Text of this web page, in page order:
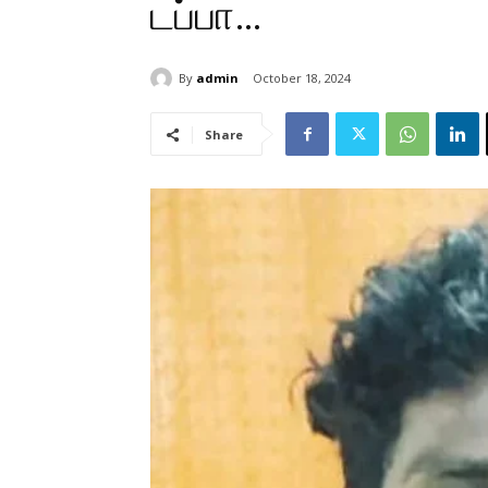
டப்பா…
By admin October 18, 2024
Share